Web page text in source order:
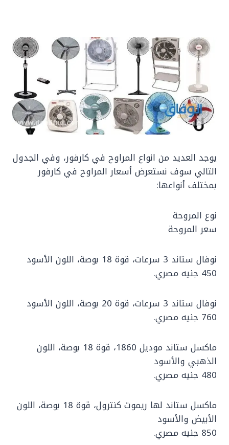
يوجد ‏العديد من انواع المراوح في كارفور، وفي الجدول
التالي سوف نستعرض أسعار المراوح في كارفور
بمختلف أنواعها:
نوع المروحة
سعر المروحة
نوفال ستاند 3 سرعات، قوة 18 بوصة، اللون الأسود
450 جنيه مصري.
نوفال ستاند 3 سرعات، قوة 20 بوصة، اللون الأسود
760 جنيه مصري.
ماكسل ستاند موديل 1860، قوة 18 بوصة، اللون
الذهبي والأسود
480 جنيه مصري.
ماكسل ستاند لها ريموت كنترول، قوة 18 بوصة، اللون
الأبيض والأسود
850 جنيه مصري.